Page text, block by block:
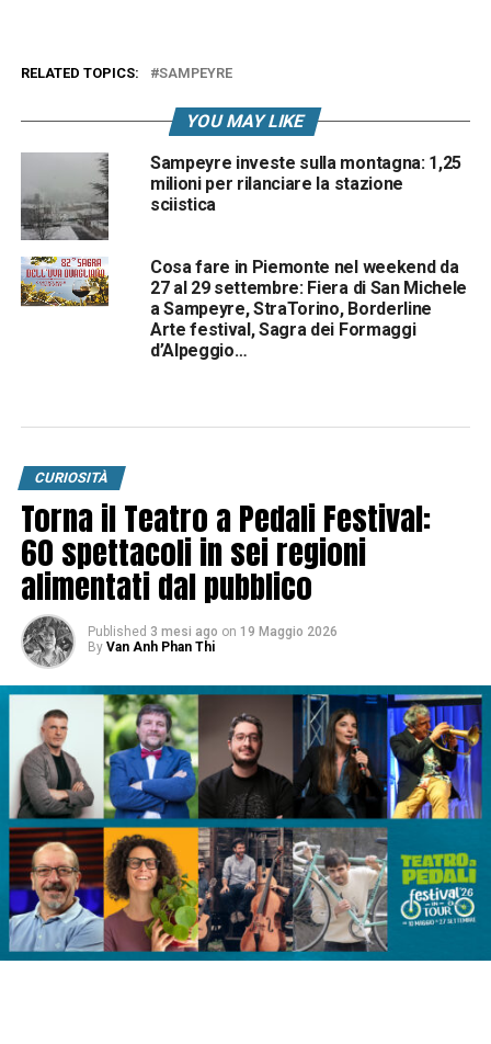
RELATED TOPICS: SAMPEYRE
YOU MAY LIKE
Sampeyre investe sulla montagna: 1,25
milioni per rilanciare la stazione
sciistica
Cosa fare in Piemonte nel weekend da
27 al 29 settembre: Fiera di San Michele
a Sampeyre, StraTorino, Borderline
Arte festival, Sagra dei Formaggi
d’Alpeggio…
CURIOSITÀ
Torna il Teatro a Pedali Festival:
60 spettacoli in sei regioni
alimentati dal pubblico
Published 3 mesi ago on 19 Maggio 2026
By Van Anh Phan Thi